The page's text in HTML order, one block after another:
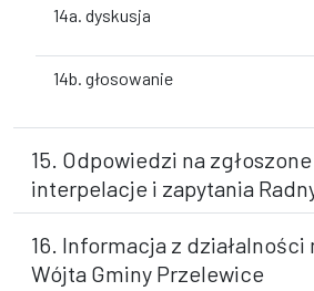
14a. dyskusja
14b. głosowanie
15. Odpowiedzi na
interpelacje i zapytania
16. Informacja z działalności
Wójta Gminy Przelewice